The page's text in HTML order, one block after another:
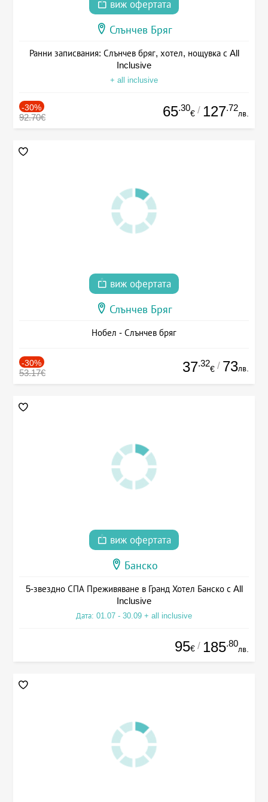
виж офертата
Слънчев Бряг
Ранни записвания: Слънчев бряг, хотел, нощувка с All
Inclusive
+ all inclusive
-30%
92.70€ 65.30
€ / 127.72
лв.
виж офертата
Слънчев Бряг
Нобел - Слънчев бряг
-30%
53.17€ 37.32
€ / 73лв.
виж офертата
Банско
5-звездно СПА Преживяване в Гранд Хотел Банско с All
Inclusive
Дата: 01.07 - 30.09 + all inclusive
95€ / 185.80
лв.